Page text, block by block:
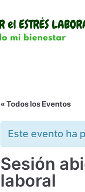
« Todos los Eventos
Este evento ha
Sesión
laboral